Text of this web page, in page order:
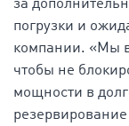
за
погрузки и
компании. «Мы
чтобы не
мощности в